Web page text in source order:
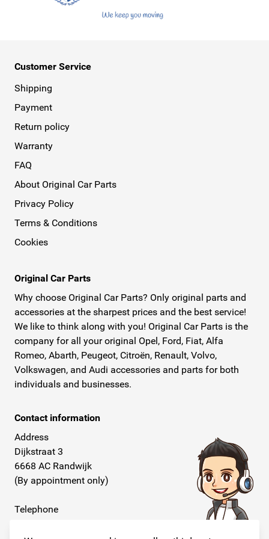
Customer Service
Shipping
Payment
Return policy
Warranty
FAQ
About Original Car Parts
Privacy Policy
Terms & Conditions
Cookies
Original Car Parts
Why choose Original Car Parts? Only original parts and
accessories at the sharpest prices and the best service!
We like to think along with you! Original Car Parts is the
company for all your original Opel, Ford, Fiat, Alfa
Romeo, Abarth, Peugeot, Citroën, Renault, Volvo,
Volkswagen, and Audi accessories and parts for both
individuals and businesses.
Contact information
Address
Dijkstraat 3
6668 AC Randwijk
(By appointment only)
Telephone